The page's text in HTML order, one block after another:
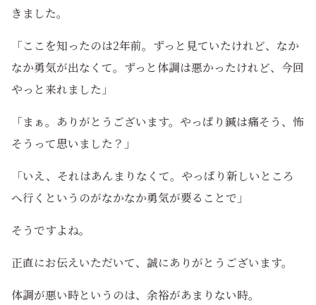
きました。
「ここを知ったのは2年前。ずっと見ていたけれど、なか
なか勇気が出なくて。ずっと体調は悪かったけれど、今回
やっと来れました」
「まぁ。ありがとうございます。やっぱり鍼は痛そう、怖
そうって思いました？」
「いえ、それはあんまりなくて。やっぱり新しいところ
へ行くというのがなかなか勇気が要ることで」
そうですよね。
正直にお伝えいただいて、誠にありがとうございます。
体調が悪い時というのは、余裕があまりない時。